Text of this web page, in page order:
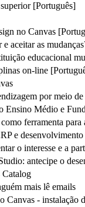
[Português]
no Canvas
aceitar as
educacional
on-line
por meio
Ensino Médio e
ferramenta
e
o interesse e a
antecipe o
Catalog
mais lê emails
Canvas -